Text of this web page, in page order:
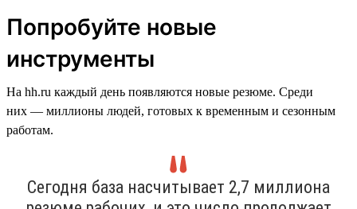
Попробуйте новые
инструменты
На hh.ru каждый день появляются новые резюме. Среди
них — миллионы людей, готовых к временным и сезонным
работам.
Сегодня база насчитывает 2,7 миллиона